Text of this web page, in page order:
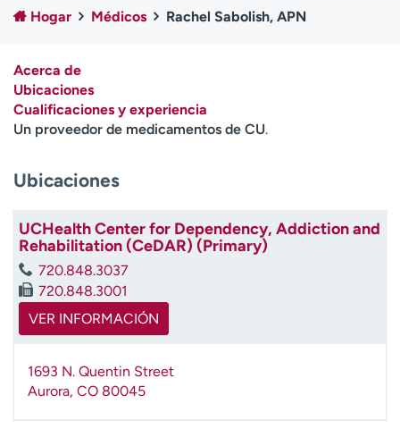
Atención a medios de
comunicación
Contáctenos Noticias e historias
y
a
n
Hogar Médicos Rachel Sabolish, APN
Acerca de
Ubicaciones
Cualificaciones y experiencia
Un proveedor de medicamentos de CU.
Ubicaciones
UCHealth Center for Dependency, Addiction and
Rehabilitation (CeDAR) (Primary)
720.848.3037
720.848.3001
VER INFORMACIÓN
1693 N. Quentin Street
Aurora, CO 80045